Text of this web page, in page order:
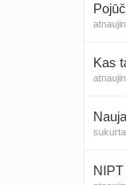
Kas
sukurta